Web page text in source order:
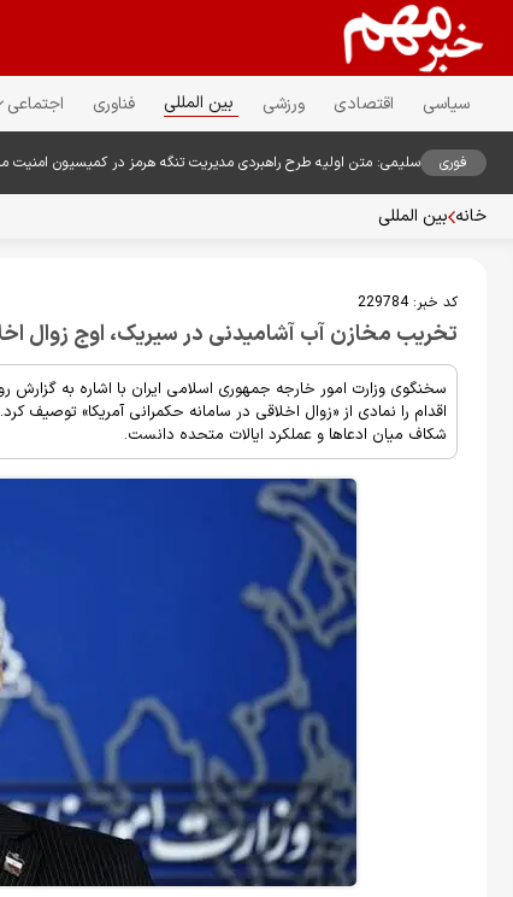
سیاسی اقتصادی ورزشی بین المللی فناوری اجتماعی
فوری سلیمی: متن اولیه طرح راهبردی مدیریت تنگه هرمز در کمیسیون امنیت
خانه بین المللی
کد خبر:229784
تخریب مخازن آب آشامیدنی در سیریک، اوج زوال
سخنگوی وزارت امور خارجه جمهوری اسلامی ایران با اشاره به گزارش
اقدام را نمادی از «زوال اخلاقی در سامانه حکمرانی آمریکا» توصیف
شکاف میان ادعاها و عملکرد ایالات متحده دانست.